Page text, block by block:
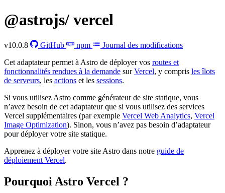
@astrojs/ vercel
v10.0.8 GitHub npm
Journal des modifications
Cet adaptateur permet à Astro de déployer vos routes et
fonctionnalités rendues à la demande surVercel, y compris les îlots
de serveurs, les actions et les sessions.
Si vous utilisez Astro comme générateur de site statique, vous
n’avez besoin de cet adaptateur que si vous utilisez des services
Vercel supplémentaires (par exemple Vercel Web Analytics, Vercel
Image Optimization). Sinon, vous n’avez pas besoin d’adaptateur
pour déployer votre site statique.
Apprenez à déployer votre site Astro dans notre guide de
déploiement Vercel.
Pourquoi Astro Vercel ?